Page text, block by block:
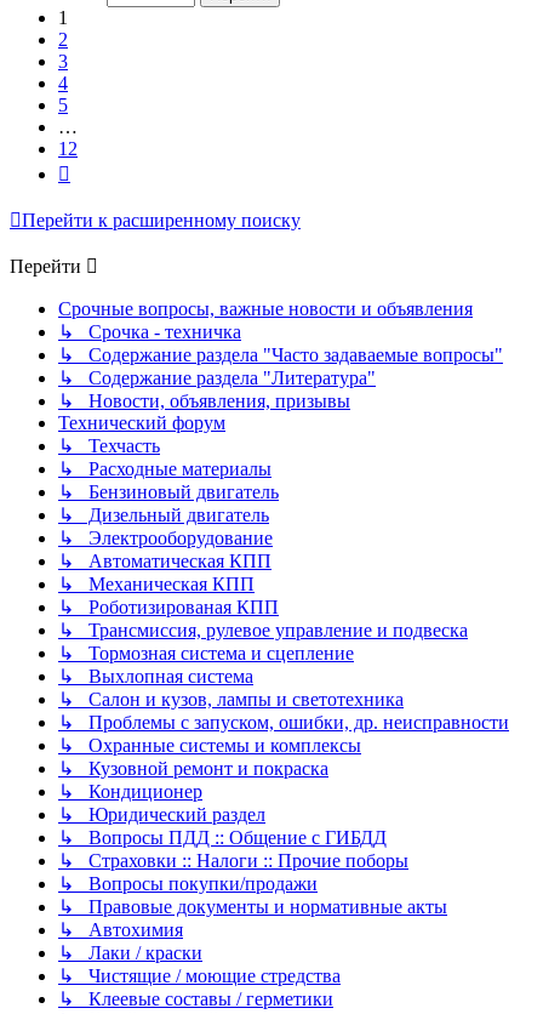
1
2
3
4
5
…
12
Перейти к расширенному поиску
Перейти
Срочные вопросы, важные новости и объявления
↳ Срочка - техничка
↳ Содержание раздела "Часто задаваемые вопросы"
↳ Содержание раздела "Литература"
↳ Новости, объявления, призывы
Технический форум
↳ Техчасть
↳ Расходные материалы
↳ Бензиновый двигатель
↳ Дизельный двигатель
↳ Электрооборудование
↳ Автоматическая КПП
↳ Механическая КПП
↳ Роботизированая КПП
↳ Трансмиссия, рулевое управление и подвеска
↳ Тормозная система и сцепление
↳ Выхлопная система
↳ Салон и кузов, лампы и светотехника
↳ Проблемы с запуском, ошибки, др. неисправности
↳ Охранные системы и комплексы
↳ Кузовной ремонт и покраска
↳ Кондиционер
↳ Юридический раздел
↳ Вопросы ПДД :: Общение с ГИБДД
↳ Страховки :: Налоги :: Прочие поборы
↳ Вопросы покупки/продажи
↳ Правовые документы и нормативные акты
↳ Автохимия
↳ Лаки / краски
↳ Чистящие / моющие стредства
↳ Клеевые составы / герметики